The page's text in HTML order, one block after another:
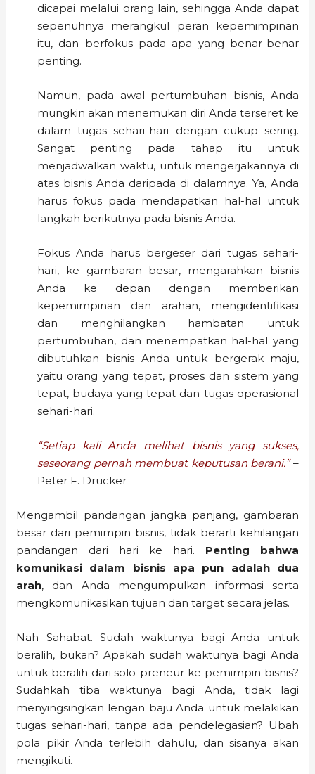
dicapai melalui orang lain, sehingga Anda dapat
sepenuhnya merangkul peran kepemimpinan
itu, dan berfokus pada apa yang benar-benar
penting.
Namun, pada awal pertumbuhan bisnis, Anda
mungkin akan menemukan diri Anda terseret ke
dalam tugas sehari-hari dengan cukup sering.
Sangat penting pada tahap itu untuk
menjadwalkan waktu, untuk mengerjakannya di
atas bisnis Anda daripada di dalamnya. Ya, Anda
harus fokus pada mendapatkan hal-hal untuk
langkah berikutnya pada bisnis Anda.
Fokus Anda harus bergeser dari tugas sehari-
hari, ke gambaran besar, mengarahkan bisnis
Anda ke depan dengan memberikan
kepemimpinan dan arahan, mengidentifikasi
dan menghilangkan hambatan untuk
pertumbuhan, dan menempatkan hal-hal yang
dibutuhkan bisnis Anda untuk bergerak maju,
yaitu orang yang tepat, proses dan sistem yang
tepat, budaya yang tepat dan tugas operasional
sehari-hari.
“Setiap kali Anda melihat bisnis yang sukses,
seseorang pernah membuat keputusan berani.”–
Peter F. Drucker
Mengambil pandangan jangka panjang, gambaran
besar dari pemimpin bisnis, tidak berarti kehilangan
pandangan dari hari ke hari. Penting bahwa
komunikasi dalam bisnis apa pun adalah dua
arah, dan Anda mengumpulkan informasi serta
mengkomunikasikan tujuan dan target secara jelas.
Nah Sahabat. Sudah waktunya bagi Anda untuk
beralih, bukan? Apakah sudah waktunya bagi Anda
untuk beralih dari solo-preneur ke pemimpin bisnis?
Sudahkah tiba waktunya bagi Anda, tidak lagi
menyingsingkan lengan baju Anda untuk melakikan
tugas sehari-hari, tanpa ada pendelegasian? Ubah
pola pikir Anda terlebih dahulu, dan sisanya akan
mengikuti.